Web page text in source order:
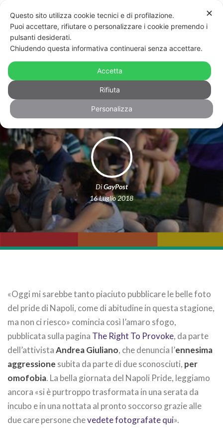
Aggressione omofoba ad Andrea
Giuliano: “Come ti permetti, qui ci
sono i bambini”
DiGayPost
16 Luglio 2018
«Oggi mi sarebbe tanto piaciuto pubblicare le belle foto
del pride di Napoli, come di abitudine in questa stagione,
ma non ci riesco» comincia così l’amaro sfogo,
pubblicata sulla pagina The Right To Provoke, da parte
dell’attivistaAndrea Giuliano, che denuncia l’ennesima
aggressione subita da parte di due sconosciuti, per
omofobia. La bella giornata del Napoli Pride, leggiamo
ancora «si è purtroppo trasformata in una serata da
incubo e in una nottata al pronto soccorso grazie alle
due care persone chevedete fotografate qui».
✕
Questo sito utilizza cookie tecnici e di profilazione.
Puoi accettare, rifiutare o personalizzare i cookie premendo i
pulsanti desiderati.
Chiudendo questa informativa continuerai senza accettare.
Accetta
Rifiuta
Personalizza